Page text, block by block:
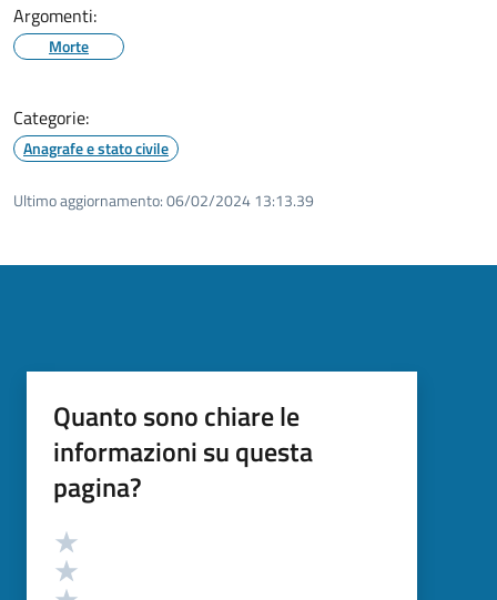
Argomenti:
Morte
Categorie:
Anagrafe e stato civile
Ultimo aggiornamento:06/02/2024 13:13.39
Quanto sono chiare le
informazioni su questa
pagina?
Valutazione